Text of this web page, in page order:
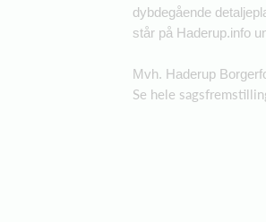
dybdegående
står på Haderup.info
Mvh. Haderup
Se hele